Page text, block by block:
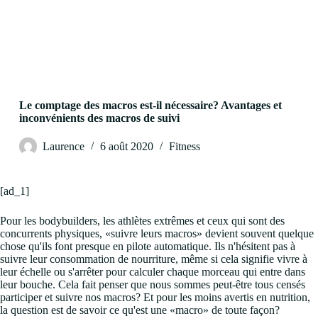
Le comptage des macros est-il nécessaire? Avantages et
inconvénients des macros de suivi
Laurence 6 août 2020 Fitness
[ad_1]
Pour les bodybuilders, les athlètes extrêmes et ceux qui sont des
concurrents physiques, «suivre leurs macros» devient souvent quelque
chose qu'ils font presque en pilote automatique. Ils n'hésitent pas à
suivre leur consommation de nourriture, même si cela signifie vivre à
leur échelle ou s'arrêter pour calculer chaque morceau qui entre dans
leur bouche. Cela fait penser que nous sommes peut-être tous censés
participer et suivre nos macros? Et pour les moins avertis en nutrition,
la question est de savoir ce qu'est une «macro» de toute façon?